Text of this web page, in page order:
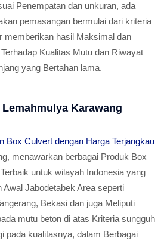
Penempatan dan unkuran, ada
pemasangan bermulai dari kriteria
memberikan hasil Maksimal dan
Kualitas Mutu dan Riwayat
yang Bertahan lama.
Karawang
Box Culvert dengan Harga Terjangkau
menawarkan berbagai Produk Box
untuk wilayah Indonesia yang
Awal Jabodetabek Area seperti
Bekasi dan juga Meliputi
mutu beton di atas Kriteria sungguh
pada kualitasnya, dalam Berbagai